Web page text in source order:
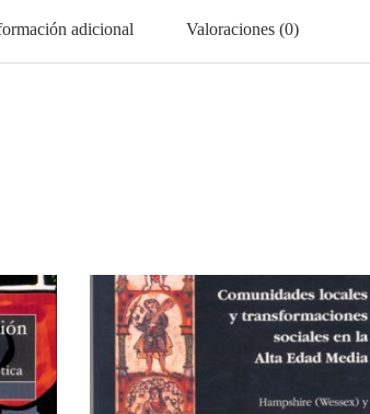
adicional Valoraciones (0)